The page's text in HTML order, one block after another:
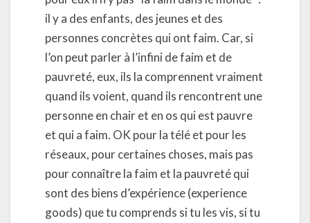
il y a des enfants, des jeunes et des
personnes concrètes qui ont faim. Car, si
l’on peut parler à l’infini de faim et de
pauvreté, eux, ils la comprennent vraiment
quand ils voient, quand ils rencontrent une
personne en chair et en os qui est pauvre
et qui a faim. OK pour la télé et pour les
réseaux, pour certaines choses, mais pas
pour connaître la faim et la pauvreté qui
sont des biens d’expérience (experience
goods) que tu comprends si tu les vis, si tu